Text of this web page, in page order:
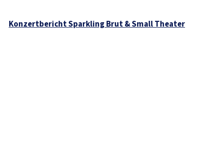
Konzertbericht Sparkling Brut & Small Theater